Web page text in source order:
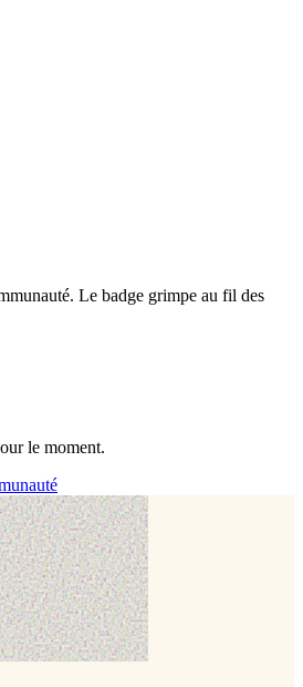
Le badge grimpe au fil des
le moment.